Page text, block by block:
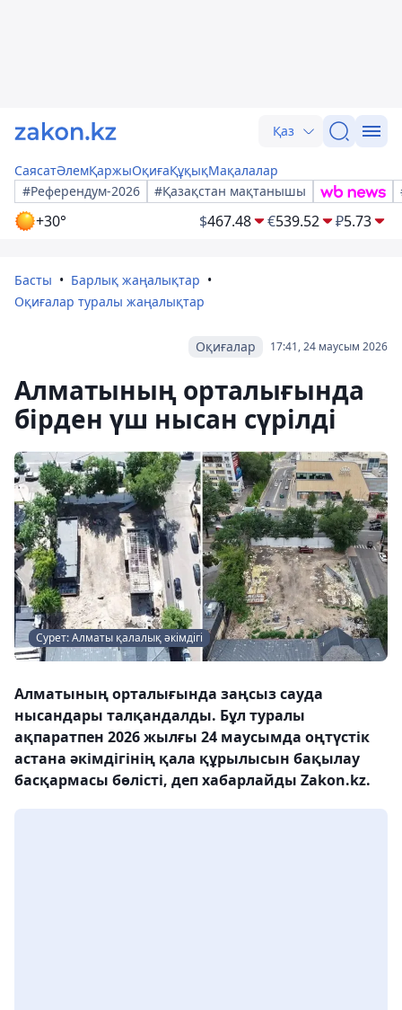
Қаз
СаясатӘлемҚаржыОқиғаҚұқықМақалалар
#Референдум-2026
#Қазақстан мақтанышы
+30° $467.48 €539.52 ₽5.73
Басты
Барлық жаңалықтар
Оқиғалар туралы жаңалықтар
17:41, 24 маусым 2026
Оқиғалар
Алматының орталығында
бірден үш нысан сүрілді
Сурет: Алматы қалалық әкімдігі
Алматының орталығында заңсыз сауда
нысандары талқандалды. Бұл туралы
ақпаратпен 2026 жылғы 24 маусымда оңтүстік
астана әкімдігінің қала құрылысын бақылау
басқармасы бөлісті, деп хабарлайды Zakon.kz.